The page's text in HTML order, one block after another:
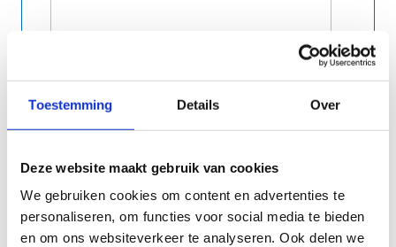
Toestemming Details Over
Deze website maakt gebruik van cookies
We gebruiken cookies om content en advertenties te
personaliseren, om functies voor social media te bieden
en om ons websiteverkeer te analyseren. Ook delen we
Is het een dagevent tussen bv. 10u-16u of eerder
een namiddag of avondevent.